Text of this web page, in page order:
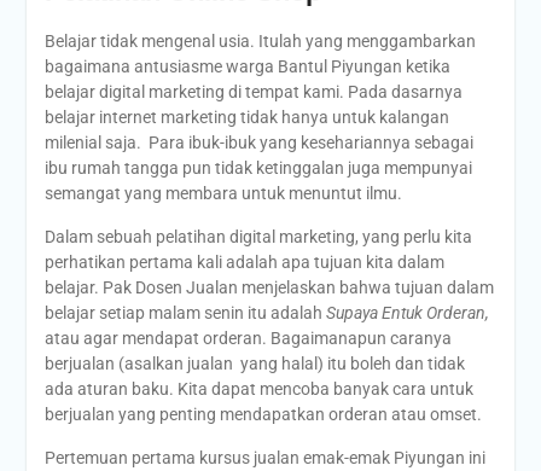
Belajar tidak mengenal usia. Itulah yang menggambarkan
bagaimana antusiasme warga Bantul Piyungan ketika
belajar digital marketing di tempat kami. Pada dasarnya
belajar internet marketing tidak hanya untuk kalangan
milenial saja. Para ibuk-ibuk yang kesehariannya sebagai
ibu rumah tangga pun tidak ketinggalan juga mempunyai
semangat yang membara untuk menuntut ilmu.
Dalam sebuah pelatihan digital marketing, yang perlu kita
perhatikan pertama kali adalah apa tujuan kita dalam
belajar. Pak Dosen Jualan menjelaskan bahwa tujuan dalam
belajar setiap malam senin itu adalah Supaya Entuk Orderan,
atau agar mendapat orderan. Bagaimanapun caranya
berjualan (asalkan jualan yang halal) itu boleh dan tidak
ada aturan baku. Kita dapat mencoba banyak cara untuk
berjualan yang penting mendapatkan orderan atau omset.
Pertemuan pertama kursus jualan emak-emak Piyungan ini